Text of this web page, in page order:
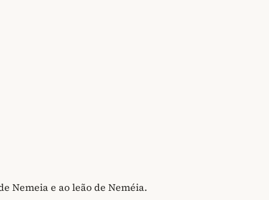
Nemeia e ao leão de Neméia.